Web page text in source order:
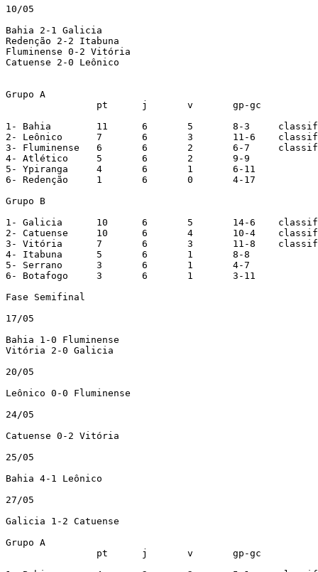
10/05
Bahia 2-1 Galicia
Redenção 2-2 Itabuna
Fluminense 0-2 Vitória
Catuense 2-0 Leônico
Grupo A
1- Bahia	11	6	5	8-3	classificado
2- Leônico	7	6	3	11-6	classificado
3- Fluminense	6	6	2	6-7	classificado
4- Atlético	5	6	2	9-9
5- Ypiranga     4       6       1       6-11
6- Redenção	1	6	0	4-17
Grupo B
1- Galicia	10	6	5	14-6	classificado
2- Catuense	10	6	4	10-4	classificado
3- Vitória	7	6	3	11-8	classificado
4- Itabuna	5	6	1	8-8
5- Serrano	3	6	1	4-7
6- Botafogo	3	6	1	3-11
Fase Semifinal
17/05
Bahia 1-0 Fluminense
Vitória 2-0 Galicia
20/05
Leônico 0-0 Fluminense
24/05
Catuense 0-2 Vitória
25/05
Bahia 4-1 Leônico
27/05
Galicia 1-2 Catuense
Grupo A